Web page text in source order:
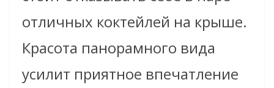
отличных коктейлей на крыше.
Красота панорамного вида
усилит приятное впечатление